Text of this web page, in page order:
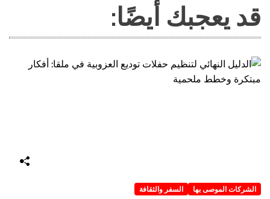
قد يعجبك أيضًا:
الشركات الموصى بها السفر والثقافة